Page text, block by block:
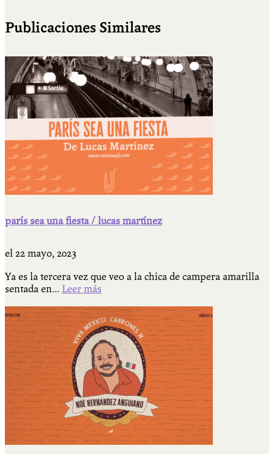
Publicaciones Similares
parís sea una fiesta / lucas martínez
el 22 mayo, 2023
Ya es la tercera vez que veo a la chica de campera amarilla
sentada en... Leer más